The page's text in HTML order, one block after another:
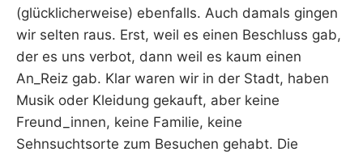
(glücklicherweise) ebenfalls. Auch damals gingen
wir selten raus. Erst, weil es einen Beschluss gab,
der es uns verbot, dann weil es kaum einen
An_Reiz gab. Klar waren wir in der Stadt, haben
Musik oder Kleidung gekauft, aber keine
Freund_innen, keine Familie, keine
Sehnsuchtsorte zum Besuchen gehabt. Die